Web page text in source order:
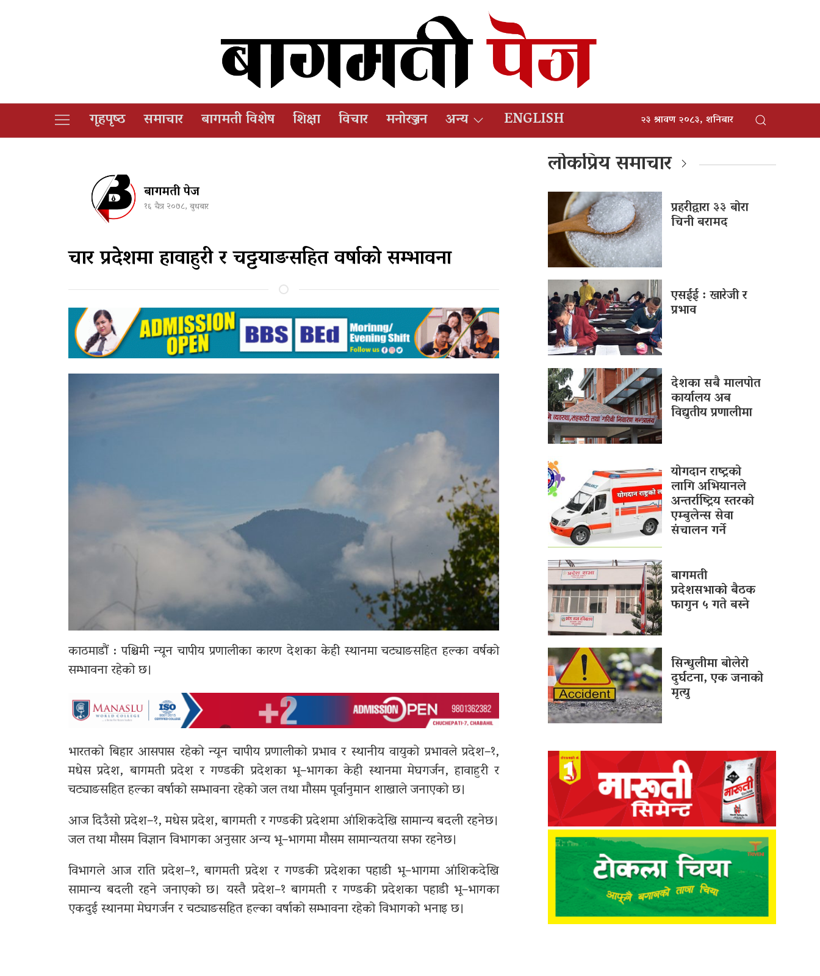
गृहपृष्‍ठ समाचार बागमती विशेष शिक्षा विचार मनोरञ्जन अन्य ENGLISH २३ श्रावण २०८३, शनिबार
बागमती पेज
१६ चैत्र २०७८, बुधबार
चार प्रदेशमा हावाहुरी र चट्टयाङसहित वर्षाको सम्भावना
काठमाडौं : पश्चिमी न्यून चापीय प्रणालीका कारण देशका केही स्थानमा चट्याङसहित हल्का वर्षको
सम्भावना रहेको छ।
भारतको बिहार आसपास रहेको न्यून चापीय प्रणालीको प्रभाव र स्थानीय वायुको प्रभावले प्रदेश–१,
मधेस प्रदेश, बागमती प्रदेश र गण्डकी प्रदेशका भू–भागका केही स्थानमा मेघगर्जन, हावाहुरी र
चट्याङसहित हल्का वर्षाको सम्भावना रहेको जल तथा मौसम पूर्वानुमान शाखाले जनाएको छ।
आज दिउँसो प्रदेश–१, मधेस प्रदेश, बागमती र गण्डकी प्रदेशमा आंशिकदेखि सामान्य बदली रहनेछ।
जल तथा मौसम विज्ञान विभागका अनुसार अन्य भू–भागमा मौसम सामान्यतया सफा रहनेछ।
विभागले आज राति प्रदेश–१, बागमती प्रदेश र गण्डकी प्रदेशका पहाडी भू–भागमा आंशिकदेखि
सामान्य बदली रहने जनाएको छ। यस्तै प्रदेश–१ बागमती र गण्डकी प्रदेशका पहाडी भू–भागका
एकदुई स्थानमा मेघगर्जन र चट्याङसहित हल्का वर्षाको सम्भावना रहेको विभागको भनाइ छ।
लोकप्रिय समाचार
प्रहरीद्वारा ३३ बोरा
चिनी बरामद
एसईई : खारेजी र
प्रभाव
देशका सबै मालपोत
कार्यालय अब
विद्युतीय प्रणालीमा
योगदान राष्ट्रको
लागि अभियानले
अन्तर्राष्ट्रिय स्तरको
एम्बुलेन्स सेवा
संचालन गर्ने
बागमती
प्रदेशसभाको बैठक
फागुन ५ गते बस्ने
सिन्धुलीमा बोलेरो
दुर्घटना, एक जनाको
मृत्यु